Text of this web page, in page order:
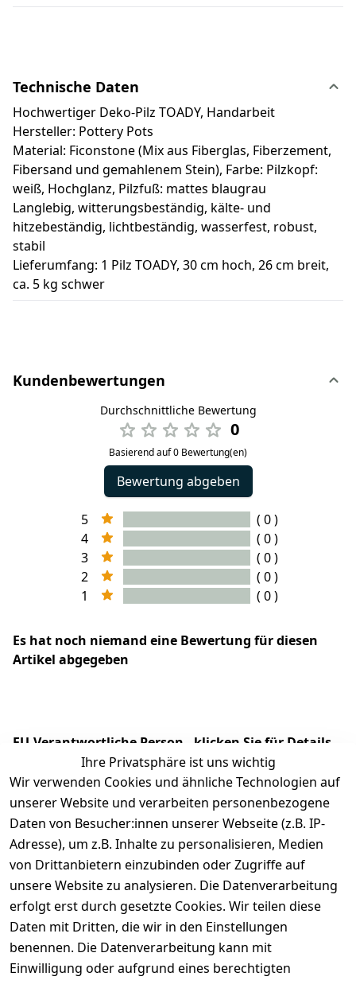
Technische Daten
Hochwertiger Deko-Pilz TOADY, Handarbeit
Hersteller: Pottery Pots
Material: Ficonstone (Mix aus Fiberglas, Fiberzement,
Fibersand und gemahlenem Stein), Farbe: Pilzkopf:
weiß, Hochglanz, Pilzfuß: mattes blaugrau
Langlebig, witterungsbeständig, kälte- und
hitzebeständig, lichtbeständig, wasserfest, robust,
stabil
Lieferumfang: 1 Pilz TOADY, 30 cm hoch, 26 cm breit,
ca. 5 kg schwer
Kundenbewertungen
Durchschnittliche Bewertung
0
Basierend auf 0 Bewertung(en)
Bewertung abgeben
5
( 0 )
4
( 0 )
3
( 0 )
2
( 0 )
1
( 0 )
Es hat noch niemand eine Bewertung für diesen
Artikel abgegeben
EU-Verantwortliche Person - klicken Sie für Details
Ihre Privatsphäre ist uns wichtig
Wir verwenden Cookies und ähnliche Technologien auf
unserer Website und verarbeiten personenbezogene
Daten von Besucher:innen unserer Webseite (z.B. IP-
Adresse), um z.B. Inhalte zu personalisieren, Medien
von Drittanbietern einzubinden oder Zugriffe auf
unsere Website zu analysieren. Die Datenverarbeitung
erfolgt erst durch gesetzte Cookies. Wir teilen diese
Daten mit Dritten, die wir in den Einstellungen
benennen. Die Datenverarbeitung kann mit
Einwilligung oder aufgrund eines berechtigten
RechtlichesServices